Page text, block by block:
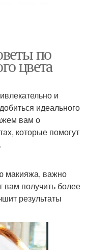
по
цвета
и
идеального
вам о
которые помогут
макияжа, важно
вам получить более
результаты